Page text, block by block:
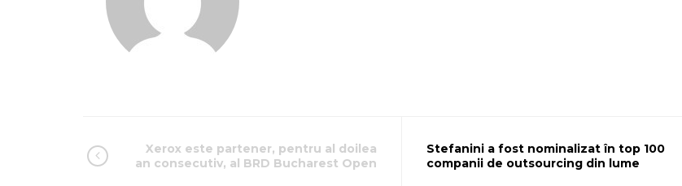
Xerox este partener, pentru al doilea
an consecutiv, al BRD Bucharest Open
Stefanini a fost nominalizat în top 100
companii de outsourcing din lume